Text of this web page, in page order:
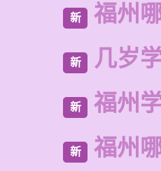
新 福州
新 几岁
新 福州
新 福州